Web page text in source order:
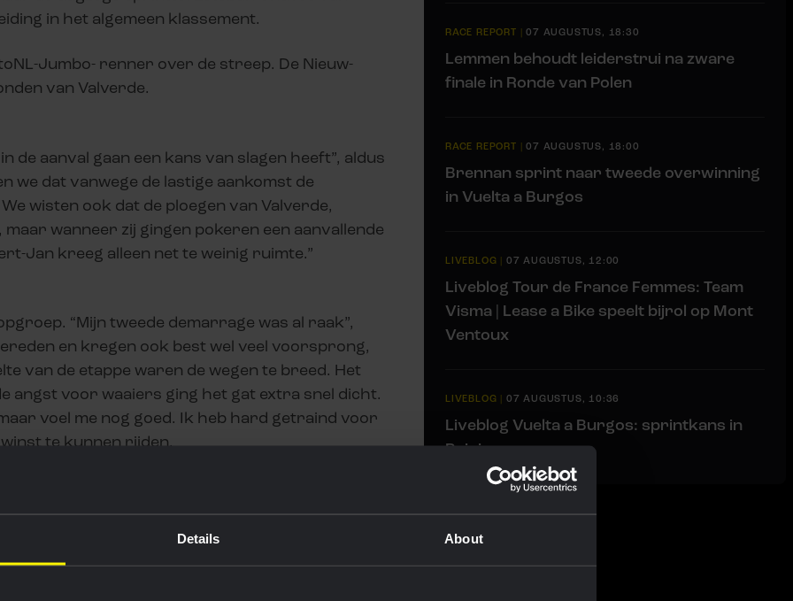
Details About
in het algemeen klassement.
Jumbo- renner over de streep. De Nieuw-
van Valverde.
de aanval gaan een kans van slagen heeft”, aldus
we dat vanwege de lastige aankomst de
wisten ook dat de ploegen van Valverde,
wanneer zij gingen pokeren een aanvallende
Jan kreeg alleen net te weinig ruimte.”
“Mijn tweede demarrage was al raak”,
en kregen ook best wel veel voorsprong,
van de etappe waren de wegen te breed. Het
angst voor waaiers ging het gat extra snel dicht.
voel me nog goed. Ik heb hard getraind voor
te kunnen rijden.
woensdag in Rota en finisht 167 kilometer
parcours vlak en dus lijkt Tom Van Asbroeck weer
RACE REPORT |07 AUGUSTUS, 18:30
Lemmen behoudt leiderstrui na zware
finale in Ronde van Polen
RACE REPORT |07 AUGUSTUS, 18:00
Brennan sprint naar tweede overwinning
in Vuelta a Burgos
LIVEBLOG | 07 AUGUSTUS, 12:00
Liveblog Tour de France Femmes: Team
Visma | Lease a Bike speelt bijrol op Mont
Ventoux
LIVEBLOG | 07 AUGUSTUS, 10:36
Liveblog Vuelta a Burgos: sprintkans in
Briviesca